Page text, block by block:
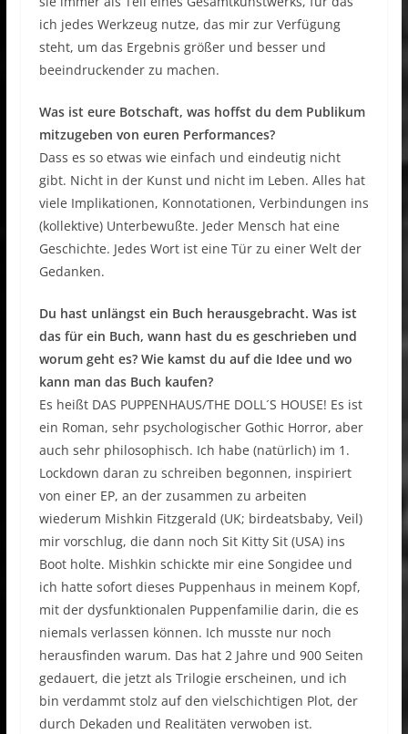
ich jedes Werkzeug nutze, das mir zur Verfügung
steht, um das Ergebnis größer und besser und
beeindruckender zu machen.
Was ist eure Botschaft, was hoffst du dem Publikum
mitzugeben von euren Performances?
Dass es so etwas wie einfach und eindeutig nicht
gibt. Nicht in der Kunst und nicht im Leben. Alles hat
viele Implikationen, Konnotationen, Verbindungen ins
(kollektive) Unterbewußte. Jeder Mensch hat eine
Geschichte. Jedes Wort ist eine Tür zu einer Welt der
Gedanken.
Du hast unlängst ein Buch herausgebracht. Was ist
das für ein Buch, wann hast du es geschrieben und
worum geht es? Wie kamst du auf die Idee und wo
kann man das Buch kaufen?
Es heißt DAS PUPPENHAUS/THE DOLL´S HOUSE! Es ist
ein Roman, sehr psychologischer Gothic Horror, aber
auch sehr philosophisch. Ich habe (natürlich) im 1.
Lockdown daran zu schreiben begonnen, inspiriert
von einer EP, an der zusammen zu arbeiten
wiederum Mishkin Fitzgerald (UK; birdeatsbaby, Veil)
mir vorschlug, die dann noch Sit Kitty Sit (USA) ins
Boot holte. Mishkin schickte mir eine Songidee und
ich hatte sofort dieses Puppenhaus in meinem Kopf,
mit der dysfunktionalen Puppenfamilie darin, die es
niemals verlassen können. Ich musste nur noch
herausfinden warum. Das hat 2 Jahre und 900 Seiten
gedauert, die jetzt als Trilogie erscheinen, und ich
bin verdammt stolz auf den vielschichtigen Plot, der
durch Dekaden und Realitäten verwoben ist.